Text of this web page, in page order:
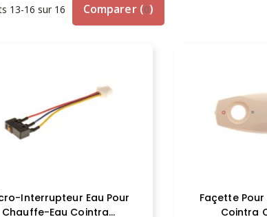
13-16 sur 16 Comparer(0)
Interrupteur Eau Pour
Chauffe-Eau Cointra...
Façette
Cointra